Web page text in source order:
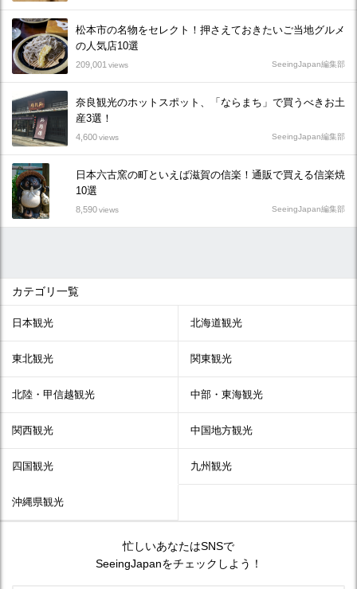
松本市の名物をセレクト！押さえておきたいご当地グルメ
の人気店10選
209,001 views SeeingJapan編集部
奈良観光のホットスポット、「ならまち」で買うべきお土
産3選！
4,600views SeeingJapan編集部
日本六古窯の町といえば滋賀の信楽！通販で買える信楽焼
10選
8,590views SeeingJapan編集部
カテゴリ一覧
日本観光 北海道観光
東北観光 関東観光
北陸・甲信越観光 中部・東海観光
関西観光 中国地方観光
四国観光 九州観光
沖縄県観光
忙しいあなたはSNSで
SeeingJapanをチェックしよう！